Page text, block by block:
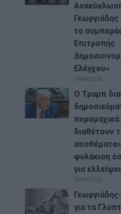
Γεωργιάδης
τα
Επιτροπής
Ελέγχου»
06/08/2026
Ο Τραμπ
διαθέτουν
φυλάκιση
για
06/08/2026
για τα